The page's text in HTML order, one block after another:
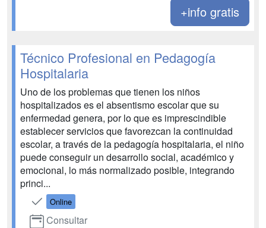
+info gratis
Técnico Profesional en Pedagogía
Hospitalaria
Uno de los problemas que tienen los niños
hospitalizados es el absentismo escolar que su
enfermedad genera, por lo que es imprescindible
establecer servicios que favorezcan la continuidad
escolar, a través de la pedagogía hospitalaria, el niño
puede conseguir un desarrollo social, académico y
emocional, lo más normalizado posible, integrando
princi...
Online
Consultar